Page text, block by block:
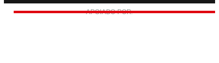
APOIADO POR: